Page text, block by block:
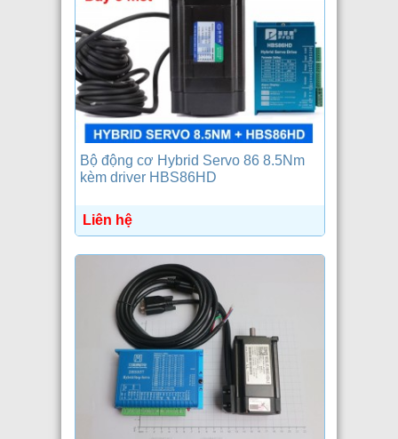
Bộ động cơ Hybrid Servo 86 8.5Nm
kèm driver HBS86HD
Liên hệ